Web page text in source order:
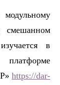
смешанном
в
https://dar-